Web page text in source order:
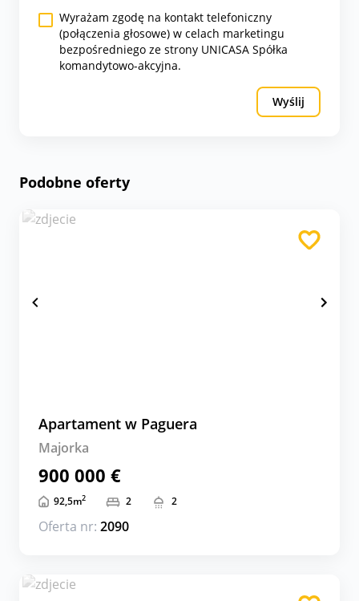
Wyrażam zgodę na kontakt telefoniczny
(połączenia głosowe) w celach marketingu
bezpośredniego ze strony UNICASA Spółka
komandytowo-akcyjna.
Wyślij
Podobne oferty
Apartament w Paguera
Majorka
900 000 €
92,5m2 2 2
Oferta nr: 2090